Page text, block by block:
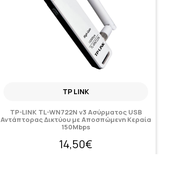
TP LINK
TP-LINK TL-WN722N v3 Ασύρματος USB
Αντάπτορας Δικτύου με Αποσπώμενη Κεραία
150Mbps
14,50€